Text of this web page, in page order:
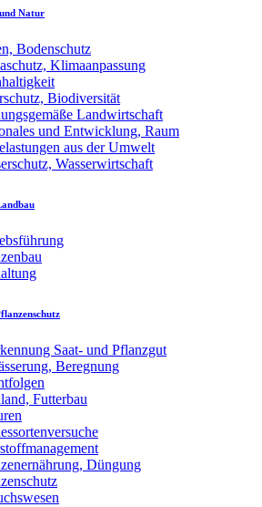
Natur
Bodenschutz
Klimaanpassung
Biodiversität
Landwirtschaft
und Entwicklung, Raum
aus der Umwelt
Wasserwirtschaft
Saat- und Pflanzgut
Beregnung
Futterbau
Düngung